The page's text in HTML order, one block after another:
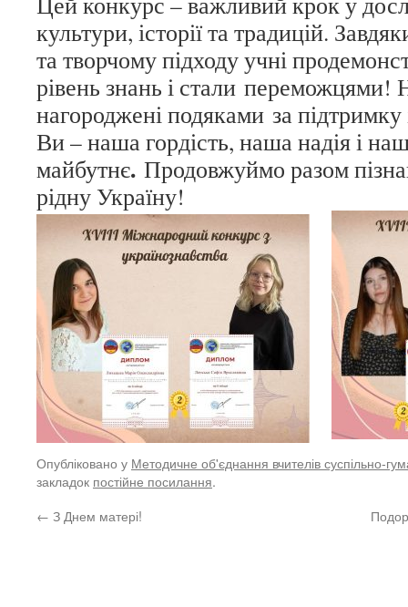
культури, історії та традицій.
та творчому підходу учні
рівень знань і стали переможцями!
нагороджені подяками за
Ви – наша гордість, наша надія і
майбутнє. Продовжуймо разом
рідну Україну!
Опубліковано у Методичне об'єднання вчителів суспільно-
закладок постійне посилання.
← З Днем матері!